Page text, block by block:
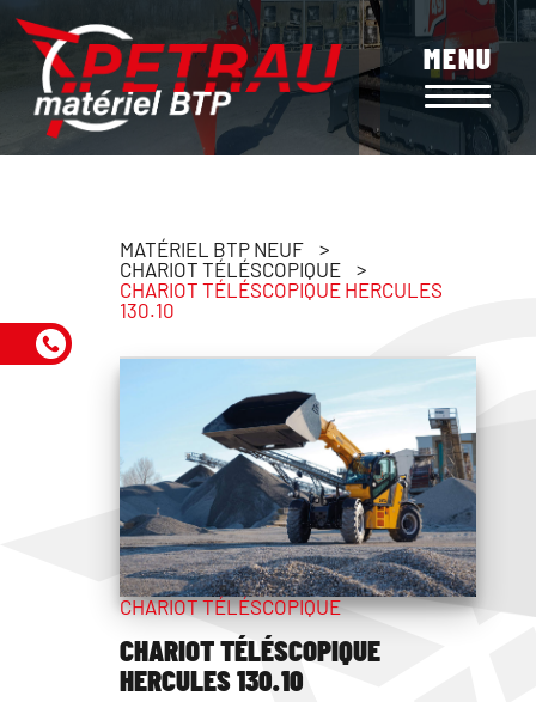
contenu
principal
MENU
MATÉRIEL BTP NEUF
CHARIOT TÉLÉSCOPIQUE
CHARIOT TÉLÉSCOPIQUE HERCULES
130.10
CHARIOT TÉLÉSCOPIQUE
CHARIOT TÉLÉSCOPIQUE
HERCULES 130.10